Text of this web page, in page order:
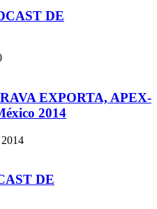
DE
EXPORTA, APEX-
2014
DE